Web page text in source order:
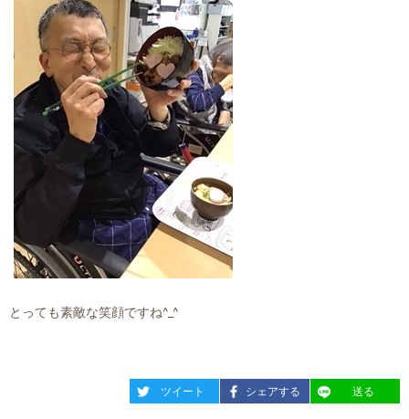
とっても素敵な笑顔ですね^_^
entry2400
ツイート entry2400
シェアする entry2400
送る